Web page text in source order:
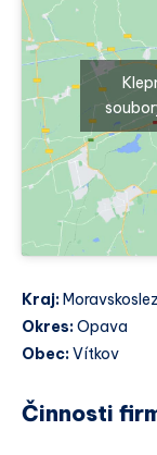
Kraj:
Okres:Opava
Obec:Vítkov
Činnosti